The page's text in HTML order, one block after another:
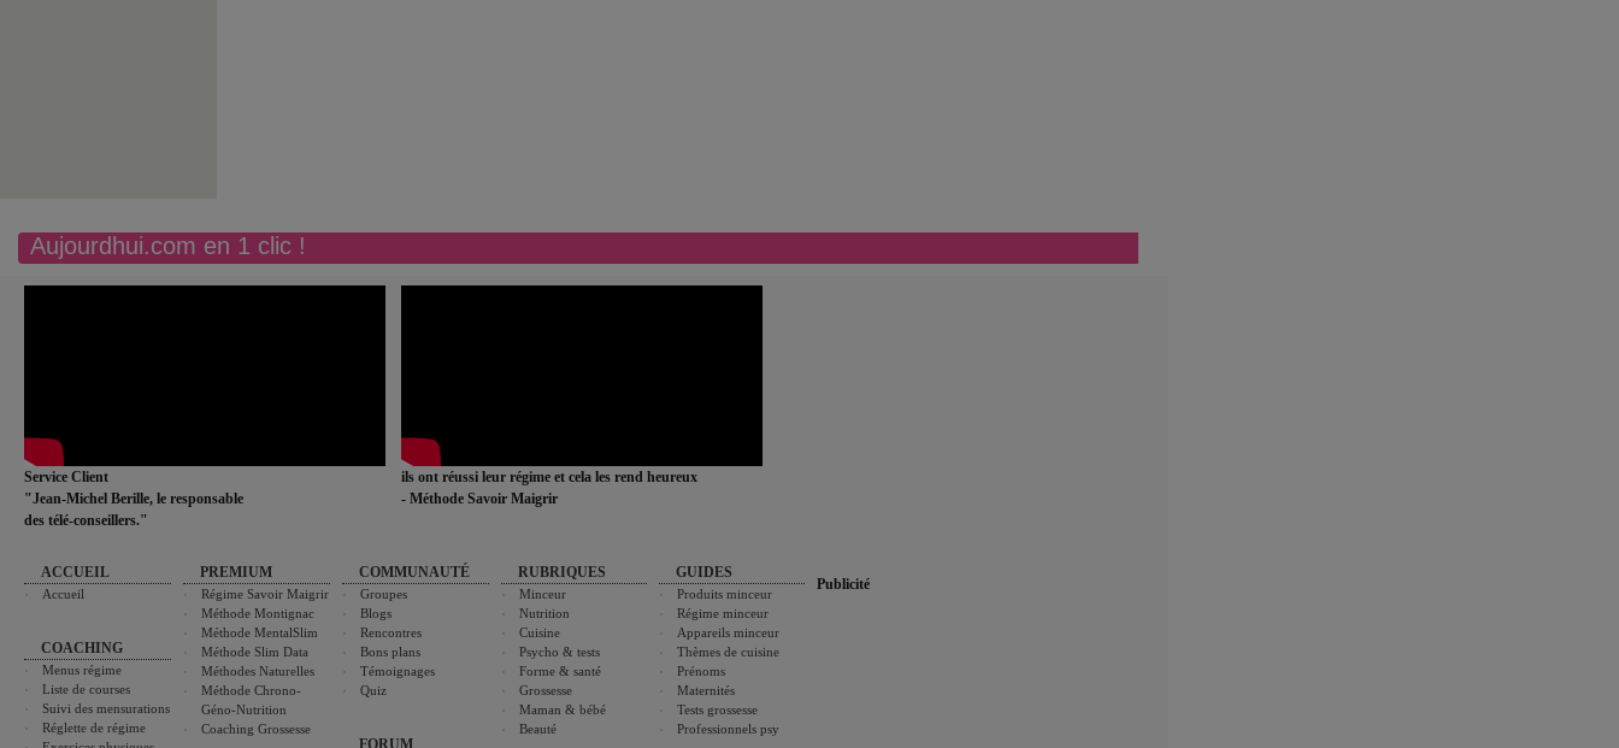
Aujourdhui.com en 1 clic !
Service Client
"Jean-Michel Berille, le responsable
des télé-conseillers."
ils ont réussi leur régime et cela les rend heureux
- Méthode Savoir Maigrir
ACCUEIL
Accueil
COACHING
Menus régime
Liste de courses
Suivi des mensurations
Réglette de régime
PREMIUM
Régime Savoir Maigrir
Méthode Montignac
Méthode MentalSlim
Méthode Slim Data
Méthodes Naturelles
Méthode Chrono-
Géno-Nutrition
Coaching Grossesse
COMMUNAUTÉ
Groupes
Blogs
Rencontres
Bons plans
Témoignages
Quiz
FORUM
RUBRIQUES
Minceur
Nutrition
Cuisine
Psycho & tests
Forme & santé
Grossesse
Maman & bébé
Beauté
GUIDES
Produits minceur
Régime minceur
Appareils minceur
Thèmes de cuisine
Prénoms
Maternités
Tests grossesse
Professionnels psy
Publicité